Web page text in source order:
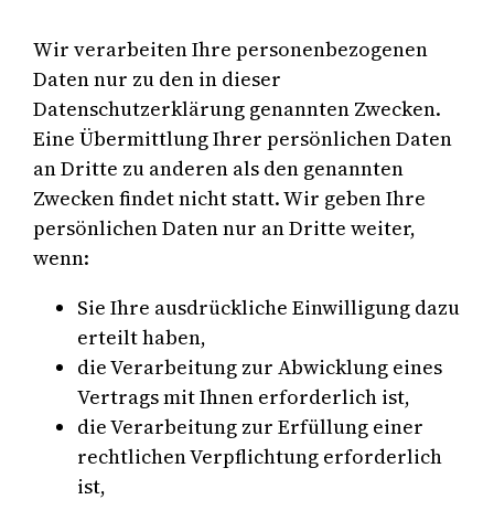
Wir verarbeiten Ihre personenbezogenen
Daten nur zu den in dieser
Datenschutzerklärung genannten Zwecken.
Eine Übermittlung Ihrer persönlichen Daten
an Dritte zu anderen als den genannten
Zwecken findet nicht statt. Wir geben Ihre
persönlichen Daten nur an Dritte weiter,
wenn:
Sie Ihre ausdrückliche Einwilligung dazu
erteilt haben,
die Verarbeitung zur Abwicklung eines
Vertrags mit Ihnen erforderlich ist,
die Verarbeitung zur Erfüllung einer
rechtlichen Verpflichtung erforderlich
ist,